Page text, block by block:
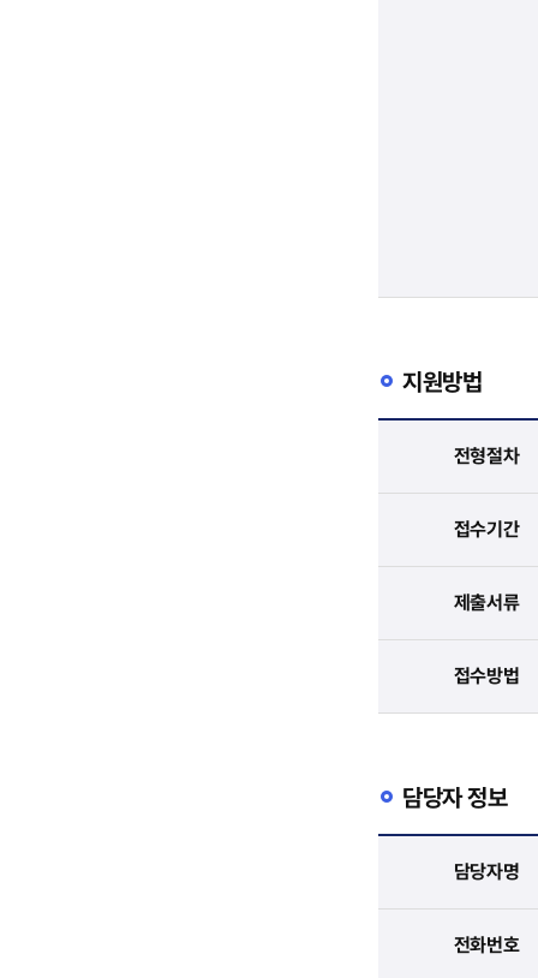
지원방법
전형절차
접수기간
제출서류
접수방법
담당자 정보
담당자명
전화번호